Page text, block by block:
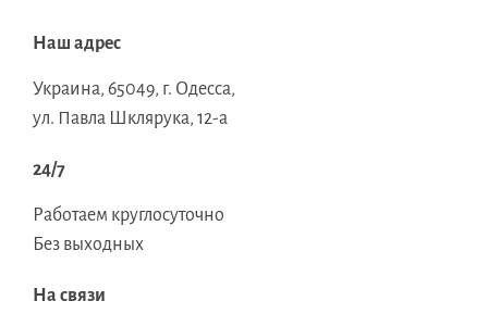
Наш адрес
Украина, 65049, г. Одесса,
ул. Павла Шклярука, 12-а
24/7
Работаем круглосуточно
Без выходных
На связи